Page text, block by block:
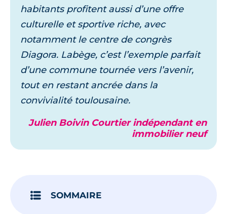
habitants profitent aussi d’une offre
culturelle et sportive riche, avec
notamment le centre de congrès
Diagora. Labège, c’est l’exemple parfait
d’une commune tournée vers l’avenir,
tout en restant ancrée dans la
convivialité toulousaine.
Julien Boivin Courtier indépendant en
immobilier neuf
SOMMAIRE